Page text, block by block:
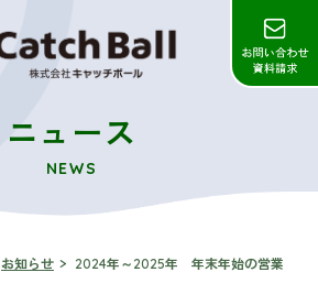
ニュース
NEWS
お知らせ
2024年～2025年 年末年始の営業